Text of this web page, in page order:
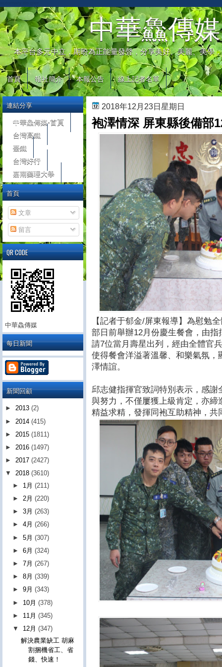
中華鱻傳媒
本平台多元中立，期盼為正能量發聲，分享美好、美麗、美學
首頁 報社簡介 本報公告 線上記者名單
2018年12月23日星期日
袍澤情深 屏東縣後備部
【記者于郁金/屏東報導】為慰勉
部日前舉辦12月份慶生餐會，由
請7位當月壽星出列，經由全體官
使得餐會洋溢著溫馨、和樂氣氛
澤情誼。
邱志健指揮官致詞特別表示，感
與努力，不僅屢獲上級肯定，亦
精益求精，發揮同袍互助精神，共
連結分享
中華鱻傳媒-首頁
台灣高鐵
臺鐵
台灣好行
嘉南藥理大學
首頁
文章
留言
QR CODE
中華鱻傳媒
每日新聞
新聞回顧
► 2013 (2)
► 2014 (415)
► 2015 (1811)
► 2016 (1497)
► 2017 (2427)
▼ 2018 (3610)
► 1月(211)
► 2月(220)
►3月(263)
►4月(266)
►5月(307)
►6月(324)
►7月(267)
►8月(339)
►9月(343)
► 10月(378)
► 11月(345)
▼ 12月(347)
解決農業缺工 胡麻
割捆機省工、省
錢、快速！